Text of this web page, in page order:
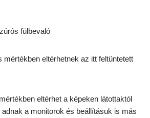
fülbevaló
mértékben eltérhetnek az itt feltüntetett
eltérhet a képeken látottaktól
a monitorok és beállításuk is más